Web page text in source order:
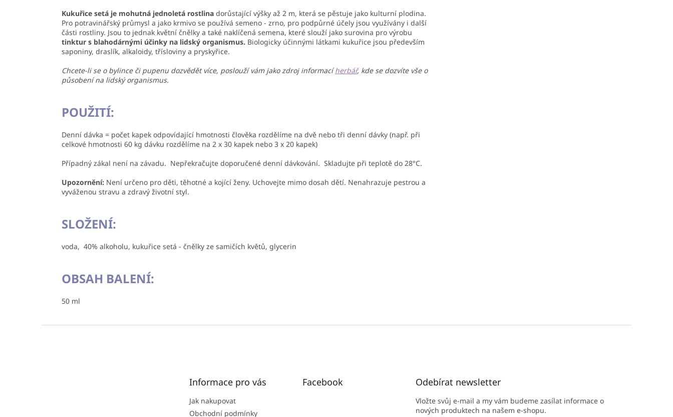
Kukuřice setá je mohutná jednoletá rostlina dorůstající výšky až 2 m, která se pěstuje jako kulturní plodina.
Pro potravinářský průmysl a jako krmivo se používá semeno - zrno, pro podpůrné účely jsou využívány i další
části rostliny. Jsou to jednak květní čnělky a také naklíčená semena, které slouží jako surovina pro výrobu
tinktur s blahodárnými účinky na lidský organismus. Biologicky účinnými látkami kukuřice jsou především
saponiny, draslík, alkaloidy, třísloviny a pryskyřice.
Chcete-li se o bylince či pupenu dozvědět více, poslouží vám jako zdroj informacíherbář, kde se dozvíte vše o
působení na lidský organismus.
POUŽITÍ:
Denní dávka = počet kapek odpovídající hmotnosti člověka rozdělíme na dvě nebo tři denní dávky (např. při
celkové hmotnosti 60 kg dávku rozdělíme na 2 x 30 kapek nebo 3 x 20 kapek)
Případný zákal není na závadu. Nepřekračujte doporučené denní dávkování. Skladujte při teplotě do 28°C.
Upozornění: Není určeno pro děti, těhotné a kojící ženy. Uchovejte mimo dosah dětí. Nenahrazuje pestrou a
vyváženou stravu a zdravý životní styl.
SLOŽENÍ:
voda, 40% alkoholu, kukuřice setá - čnělky ze samičích květů, glycerin
OBSAH BALENÍ:
50 ml
Informace pro vás
Jak nakupovat
Obchodní podmínky
Facebook Odebírat newsletter
Vložte svůj e-mail a my vám budeme zasílat informace o
nových produktech na našem e-shopu.